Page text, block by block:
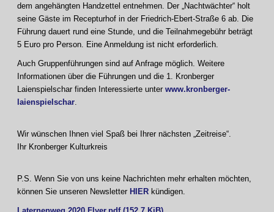
dem angehängten Handzettel entnehmen. Der „Nachtwächter“ holt
seine Gäste im Recepturhof in der Friedrich-Ebert-Straße 6 ab. Die
Führung dauert rund eine Stunde, und die Teilnahmegebühr beträgt
5 Euro pro Person. Eine Anmeldung ist nicht erforderlich.
Auch Gruppenführungen sind auf Anfrage möglich. Weitere
Informationen über die Führungen und die 1. Kronberger
Laienspielschar finden Interessierte unter www.kronberger-
laienspielschar.
Wir wünschen Ihnen viel Spaß bei Ihrer nächsten „Zeitreise“.
Ihr Kronberger Kulturkreis
P.S. Wenn Sie von uns keine Nachrichten mehr erhalten möchten,
können Sie unseren Newsletter HIER kündigen.